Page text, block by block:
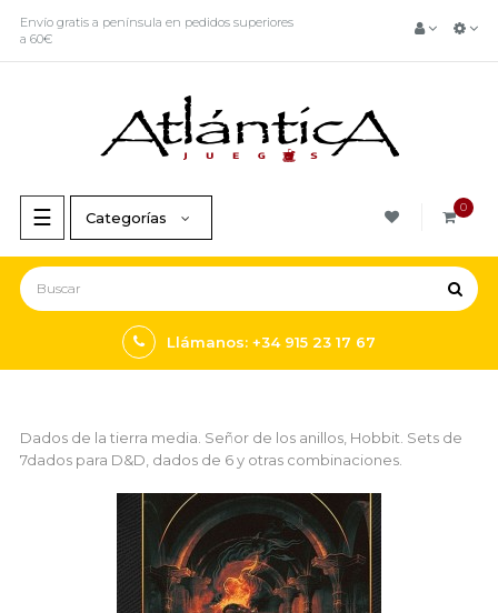
Envío gratis a península en pedidos superiores
a 60€
Navegación
de
palanca
☰ 0
Categorías
Llámanos: +34 915 23 17 67
Dados de la tierra media. Señor de los anillos, Hobbit. Sets de
7dados para D&D, dados de 6 y otras combinaciones.